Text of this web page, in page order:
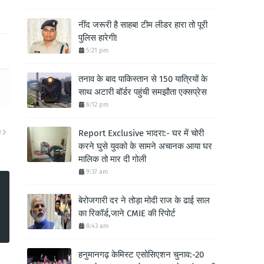
नींद जरूरी है साहब! टीम लीडर हारा तो पूरी
पुलिस हारेगी!
5:21 pm
तनाव के बाद पाकिस्तान से 150 यात्रियों के
साथ अटारी बॉर्डर पहुंची समझौता एक्सप्रेस
6:12 pm
Report Exclusive भादरा:- घर में चोरी
करने घुसे युवको के सामने अचानक आया घर
मालिक तो मार दी गोली
9:37 am
बेरोजगारी दर ने तोड़ा मोदी राज के ढाई साल
का रिकॉर्ड,जाने CMIE की रिपोर्ट
8:43 am
हनुमानगढ़ केमिस्ट एसोसिएशन चुनाव:-20